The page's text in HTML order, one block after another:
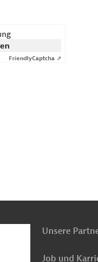
FriendlyCaptcha ⇗
Unsere
Job und